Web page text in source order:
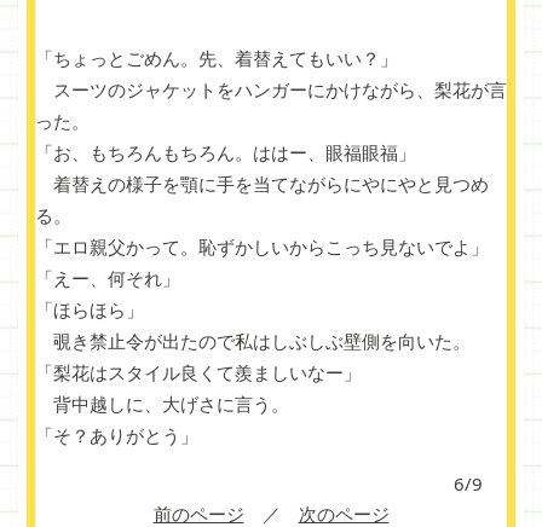
「ちょっとごめん。先、着替えてもいい？」
スーツのジャケットをハンガーにかけながら、梨花が言
った。
「お、もちろんもちろん。ははー、眼福眼福」
着替えの様子を顎に手を当てながらにやにやと見つめ
る。
「エロ親父かって。恥ずかしいからこっち見ないでよ」
「えー、何それ」
「ほらほら」
覗き禁止令が出たので私はしぶしぶ壁側を向いた。
「梨花はスタイル良くて羨ましいなー」
背中越しに、大げさに言う。
「そ？ありがとう」
6/9
前のページ ／ 次のページ